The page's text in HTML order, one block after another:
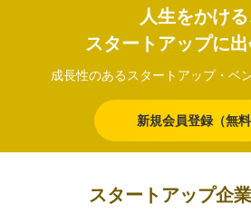
人生をかける
スタートアップに出
成長性のあるスタートアップ・ベ
新規会員登録（無料
スタートアップ企